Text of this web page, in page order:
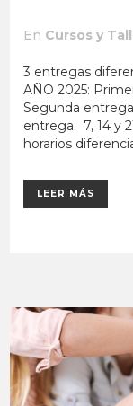
En Cursos y
3 entregas
AÑO 2025:
Segunda
entrega: 7, 14 y
horarios
LEER MÁS